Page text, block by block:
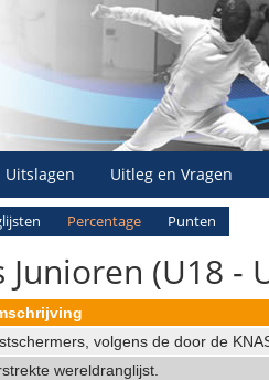
Uitslagen Uitleg en Vragen
Percentage Punten
(U18 -
volgens de door de
wereldranglijst.